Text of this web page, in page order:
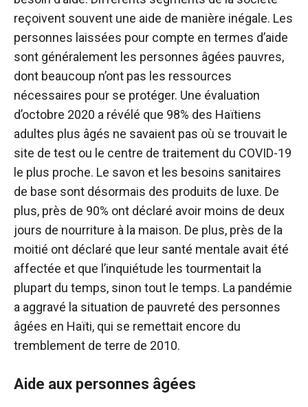
reçoivent souvent une aide de manière inégale. Les
personnes laissées pour compte en termes d’aide
sont généralement les personnes âgées pauvres,
dont beaucoup n’ont pas les ressources
nécessaires pour se protéger. Une évaluation
d’octobre 2020 a révélé que 98% des Haïtiens
adultes plus âgés ne savaient pas où se trouvait le
site de test ou le centre de traitement du COVID-19
le plus proche. Le savon et les besoins sanitaires
de base sont désormais des produits de luxe. De
plus, près de 90% ont déclaré avoir moins de deux
jours de nourriture à la maison. De plus, près de la
moitié ont déclaré que leur santé mentale avait été
affectée et que l’inquiétude les tourmentait la
plupart du temps, sinon tout le temps. La pandémie
a aggravé la situation de pauvreté des personnes
âgées en Haïti, qui se remettait encore du
tremblement de terre de 2010.
Aide aux personnes âgées